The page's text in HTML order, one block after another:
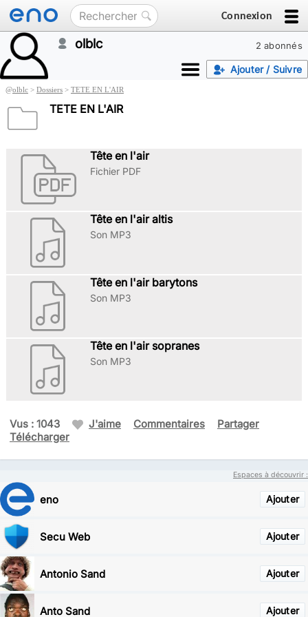
Connexion
2 abonnés
olblc
Ajouter / Suivre
@olblc > Dossiers > TETE EN L'AIR
TETE EN L'AIR
Tête en l'air
Fichier PDF
Tête en l'air altis
Son MP3
Tête en l'air barytons
Son MP3
Tête en l'air sopranes
Son MP3
Vus : 1043 J'aime Commentaires
Partager
Télécharger
Espaces à découvrir :
Ajouter
eno
Ajouter
Secu Web
Ajouter
Antonio Sand
Ajouter
Anto Sand